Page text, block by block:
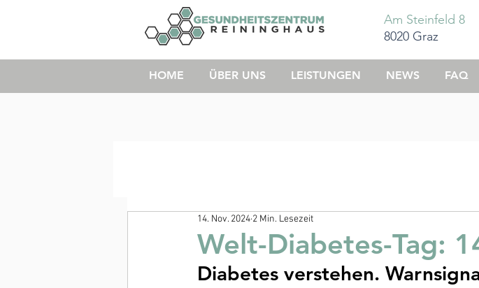
Am Steinfeld 8
8020 Graz
HOME ÜBER UNS LEISTUNGEN NEWS FAQ
Welt-Diabetes-Tag:
14. Nov. 2024 2 Min. Lesezeit
Diabetes verstehen.